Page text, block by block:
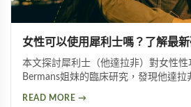
女性可以使用犀利士嗎？了解最
本文探討犀利士（他達拉非）對女性
Bermans姐妹的臨床研究，發現他達拉
READ MORE →